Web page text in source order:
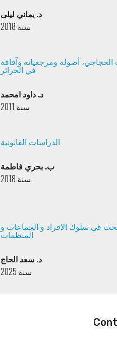
د. يماني ليلى
سنة 2018
أصوله ومرجعياته وآفاقه
في الجزائر
د. داود امحمد
سنة 2011
الدراسات القانونية
ب. بحري فاطمة
سنة 2018
في سلوك الافراد و الجماعات و
المنظمات
د. سعد الحاج